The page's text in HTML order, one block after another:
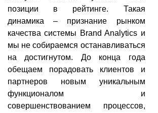
позиции в рейтинге. Такая
динамика – признание рынком
качества системы Brand Analytics и
мы не собираемся останавливаться
на достигнутом. До конца года
обещаем порадовать клиентов и
партнеров новым уникальным
функционалом и
совершенствованием процессов,